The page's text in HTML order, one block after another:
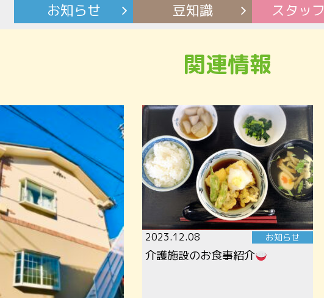
お知らせ 豆知識 スタッフ
関連情報
2023.12.08 お知らせ
介護施設のお食事紹介